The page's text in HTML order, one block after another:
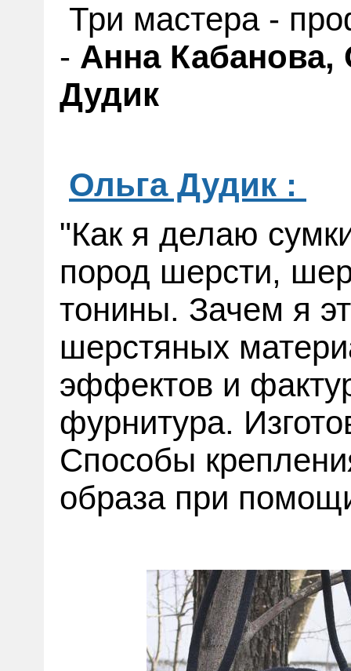
Три мастера -
- Анна Кабанова,
Дудик
Ольга Дудик :
"Как я делаю
пород шерсти,
тонины. Зачем я
шерстяных
эффектов и
фурнитура.
Способы
образа при